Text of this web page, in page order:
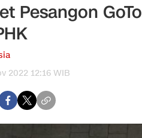
Pesangon
2022 12:16 WIB